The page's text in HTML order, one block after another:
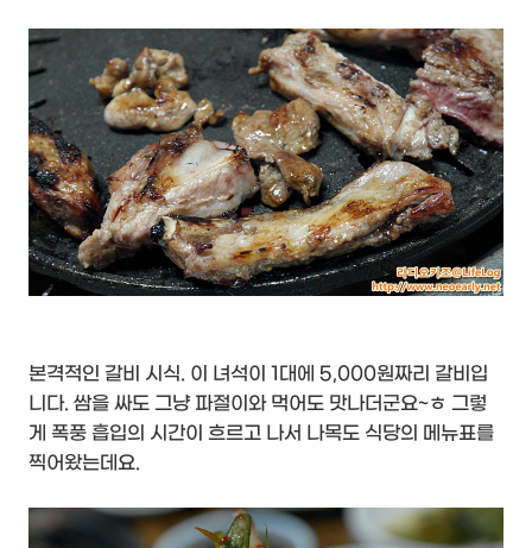
본격적인 갈비 시식. 이 녀석이 1대에 5,000원짜리 갈비입
니다. 쌈을 싸도 그냥 파절이와 먹어도 맛나더군요~ㅎ 그렇
게 폭풍 흡입의 시간이 흐르고 나서 나목도 식당의 메뉴표를
찍어왔는데요.